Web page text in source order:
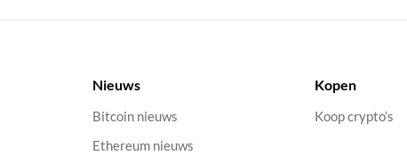
Nieuws
Bitcoin nieuws
Ethereum nieuws
Kopen
Koop crypto’s